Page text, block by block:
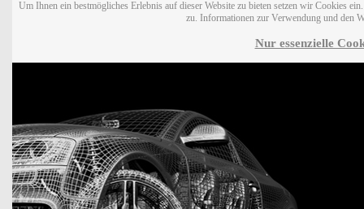
Um Ihnen ein bestmögliches Erlebnis auf dieser Website zu bieten setzen wir Cookies
zu. Informationen zur Verwendung und den
Nur essenzielle